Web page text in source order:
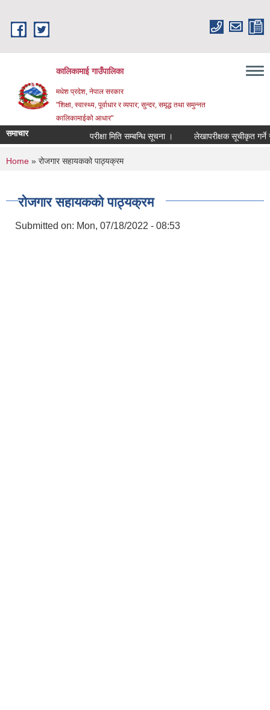
कालिकामाई गाउँपालिका
मधेश प्रदेश, नेपाल सरकार
"शिक्षा, स्वास्थ्य, पूर्वाधार र व्यपार; सुन्दर, समृद्ध तथा समुन्नत
कालिकामाईको आधार"
समाचार परीक्षा मिति सम्बन्धि सूचना । लेखापरीक्षक सूचीकृत गर्ने
You are here
Home » रोजगार सहायकको पाठ्यक्रम
रोजगार सहायकको पाठ्यक्रम
Submitted on: Mon, 07/18/2022 - 08:53